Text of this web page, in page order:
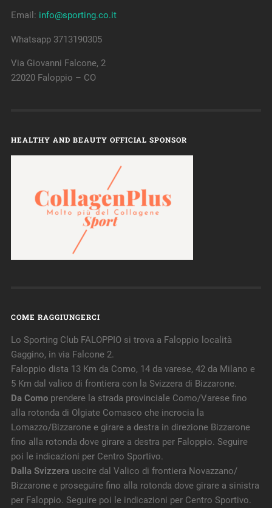
Email: info@sporting.co.it
Whatsapp 3713190305
Via Giovanni Falcone, 2
22020 Faloppio – CO
HEALTHY AND BEAUTY OFFICIAL SPONSOR
COME RAGGIUNGERCI
Lo Sporting Club FALOPPIO si trova a Faloppio località
Gaggino, in via Falcone 2.
Faloppio dista 13 Km da Como, 14 da varese, 42 da Milano e
5 Km dal valico di frontiera con la Svizzera di Bizzarone.
Da Comoprendere la strada provinciale Como/Varese fino
alla rotonda di Olgiate Comasco che incrocia la
Lomazzo/Bizzarone e girare a destra in direzione Bizzarone
fino alla rotonda dove girare a destra per Faloppio. Seguire
poi le indicazioni per Centro Sportivo.
Dalla Svizzerauscire dal Valico di frontiera Novazzano/
Bizzarone e proseguire fino alla rotonda dove girare a sinistra
per Faloppio. Seguire poi le indicazioni per Centro Sportivo.